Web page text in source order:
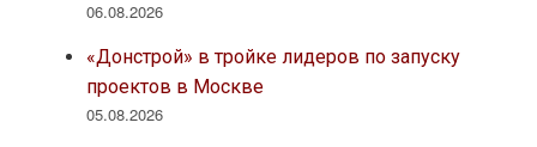
06.08.2026
«Донстрой» в тройке лидеров по запуску
проектов в Москве
05.08.2026